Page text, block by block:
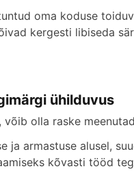
oma koduse
kergesti libiseda
ühilduvus
võib olla raske
ja armastuse alusel,
kõvasti tööd